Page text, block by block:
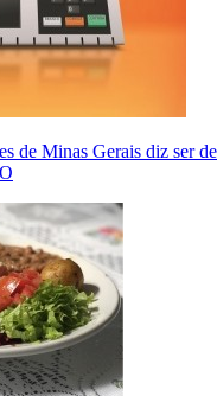
de Minas Gerais diz ser